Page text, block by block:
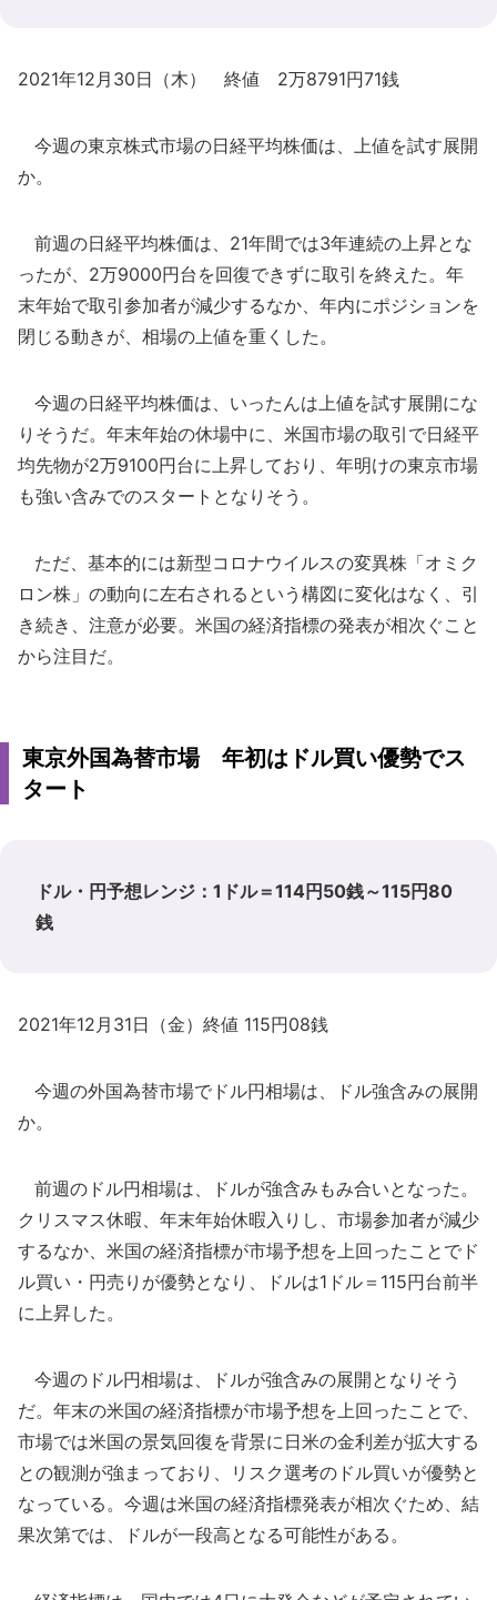
2021年12月30日（木） 終値 2万8791円71銭
今週の東京株式市場の日経平均株価は、上値を試す展開
か。
前週の日経平均株価は、21年間では3年連続の上昇とな
ったが、2万9000円台を回復できずに取引を終えた。年
末年始で取引参加者が減少するなか、年内にポジションを
閉じる動きが、相場の上値を重くした。
今週の日経平均株価は、いったんは上値を試す展開にな
りそうだ。年末年始の休場中に、米国市場の取引で日経平
均先物が2万9100円台に上昇しており、年明けの東京市場
も強い含みでのスタートとなりそう。
ただ、基本的には新型コロナウイルスの変異株「オミク
ロン株」の動向に左右されるという構図に変化はなく、引
き続き、注意が必要。米国の経済指標の発表が相次ぐこと
から注目だ。
東京外国為替市場 年初はドル買い優勢でス
タート
ドル・円予想レンジ：1ドル＝114円50銭～115円80
銭
2021年12月31日（金）終値 115円08銭
今週の外国為替市場でドル円相場は、ドル強含みの展開
か。
前週のドル円相場は、ドルが強含みもみ合いとなった。
クリスマス休暇、年末年始休暇入りし、市場参加者が減少
するなか、米国の経済指標が市場予想を上回ったことでド
ル買い・円売りが優勢となり、ドルは1ドル＝115円台前半
に上昇した。
今週のドル円相場は、ドルが強含みの展開となりそう
だ。年末の米国の経済指標が市場予想を上回ったことで、
市場では米国の景気回復を背景に日米の金利差が拡大する
との観測が強まっており、リスク選考のドル買いが優勢と
なっている。今週は米国の経済指標発表が相次ぐため、結
果次第では、ドルが一段高となる可能性がある。